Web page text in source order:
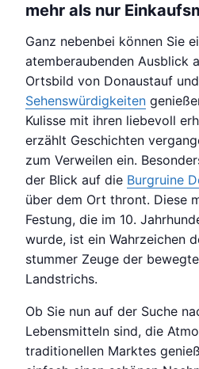
mehr als nur
Ganz nebenbei können Sie
atemberaubenden Ausblick
Ortsbild von Donaustauf
Sehenswürdigkeiten
Kulisse mit ihren liebevoll
erzählt Geschichten
zum Verweilen ein.
der Blick auf die Burgruine
über dem Ort thront. Diese
Festung, die im 10.
wurde, ist ein Wahrzeichen
stummer Zeuge der
Landstrichs.
Ob Sie nun auf der Suche
Lebensmitteln sind, die
traditionellen Marktes